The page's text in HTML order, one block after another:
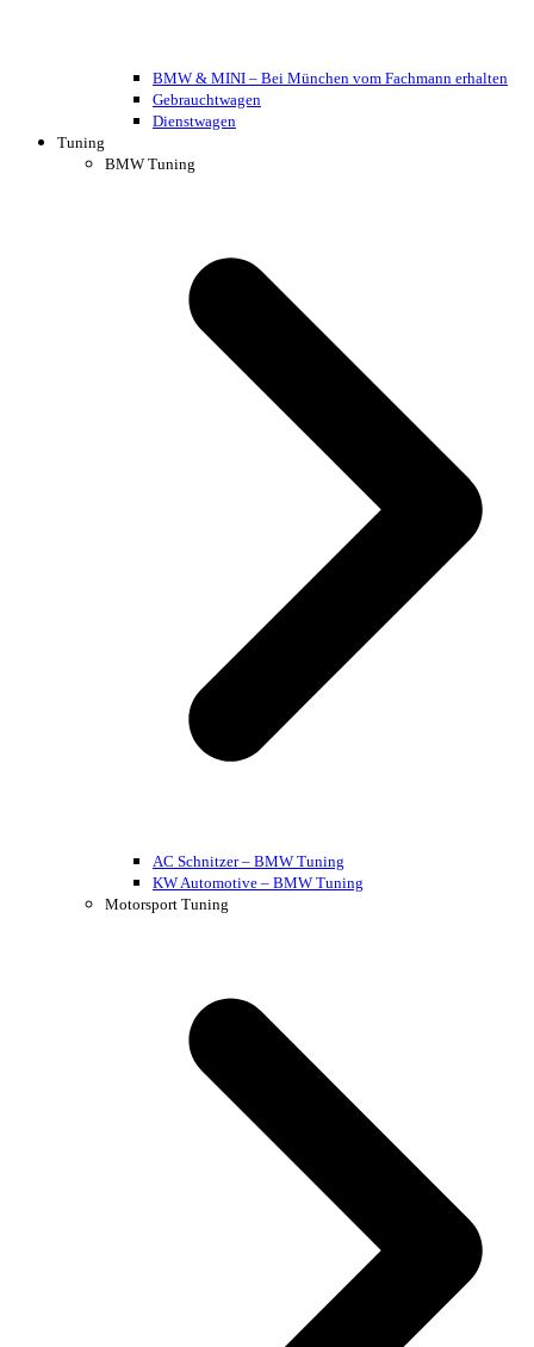
BMW & MINI – Bei München vom Fachmann erhalten
Gebrauchtwagen
Dienstwagen
Tuning
BMW Tuning
AC Schnitzer – BMW Tuning
KW Automotive – BMW Tuning
Motorsport Tuning